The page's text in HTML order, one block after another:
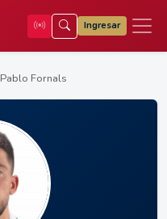
Ingresar
Pablo Fornals